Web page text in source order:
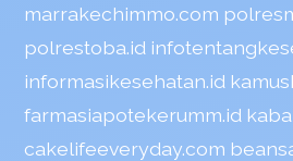
marrakechimmo.com
polrestoba.id
informasikesehatan.id
farmasiapotekerumm.id
cakelifeeveryday.com